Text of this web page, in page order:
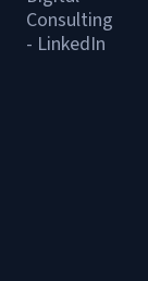
Consulting
- LinkedIn